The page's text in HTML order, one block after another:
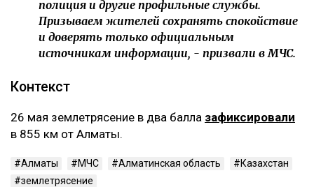
полиция и другие профильные службы.
Призываем жителей сохранять спокойствие
и доверять только официальным
источникам информации, - призвали в МЧС.
Контекст
26 мая землетрясение в два балла зафиксировали
в 855 км от Алматы.
Алматы МЧС Алматинская область
Казахстан
землетрясение